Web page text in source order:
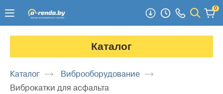
0
Каталог
Каталог
Виброоборудование
Виброкатки для асфальта